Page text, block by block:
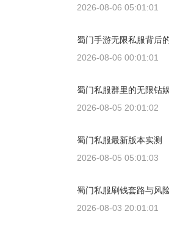
2026-08-06 05:01:01
蜀门手游无限私服背后
2026-08-06 00:01:01
蜀门私服群里的无限钻
2026-08-05 20:01:02
蜀门私服最新版本实测
2026-08-05 05:01:03
蜀门私服刷钱套路与风
2026-08-03 20:01:01